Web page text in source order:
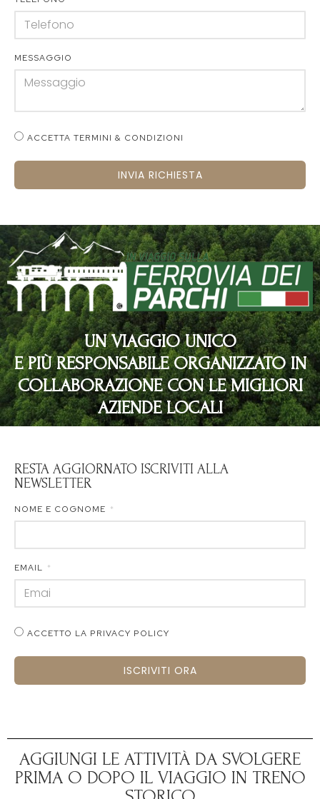
MESSAGGIO
ACCETTA TERMINI & CONDIZIONI
INVIA RICHIESTA
UN VIAGGIO UNICO
E PIÙ RESPONSABILE ORGANIZZATO IN
COLLABORAZIONE CON LE MIGLIORI
AZIENDE LOCALI
RESTA AGGIORNATO ISCRIVITI ALLA
NEWSLETTER
NOME E COGNOME
EMAIL
ACCETTO LA PRIVACY POLICY
ISCRIVITI ORA
AGGIUNGI LE ATTIVITÀ DA SVOLGERE
PRIMA O DOPO IL VIAGGIO IN TRENO